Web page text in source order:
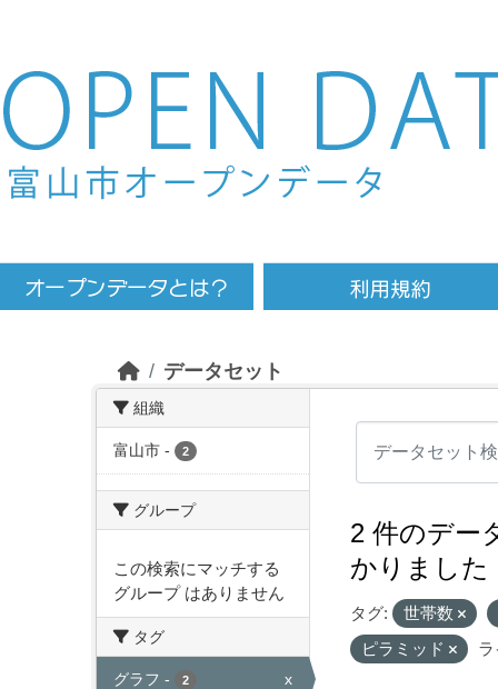
Skip to main content
データセット
組織
富山市 - 2
グループ
この検索にマッチする
グループ はありません
タグ
グラフ - 2 x
2 件のデー
かりました
タグ: 世帯数
ピラミッド